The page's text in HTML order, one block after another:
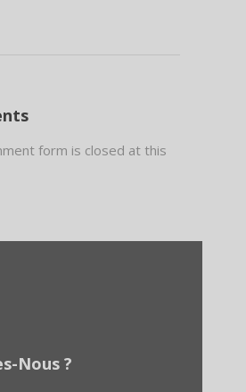
form is closed at this
Nous ?